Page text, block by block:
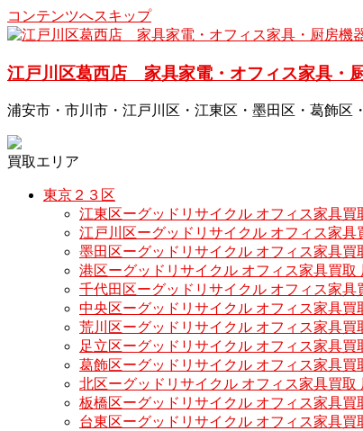
コンテンツへスキップ
江戸川区葛西店 家具家電・オフィス家具・
浦安市・市川市・江戸川区・江東区・墨田区・葛飾
買取エリア
東京２３区
江東区ーグッドリサイクル オフィス家具買
江戸川区ーグッドリサイクル オフィス家具
墨田区ーグッドリサイクル オフィス家具買
港区ーグッドリサイクル オフィス家具買取
千代田区ーグッドリサイクル オフィス家具
中央区ーグッドリサイクル オフィス家具買
荒川区ーグッドリサイクル オフィス家具買
足立区ーグッドリサイクル オフィス家具買
葛飾区ーグッドリサイクル オフィス家具買
北区ーグッドリサイクル オフィス家具買取
板橋区ーグッドリサイクル オフィス家具買
台東区ーグッドリサイクル オフィス家具買